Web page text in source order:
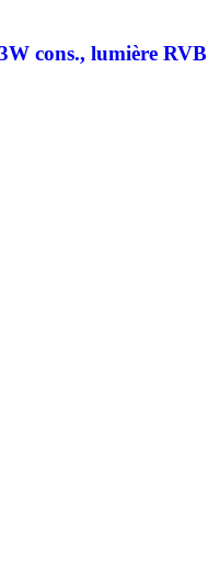
cons., lumière RVB